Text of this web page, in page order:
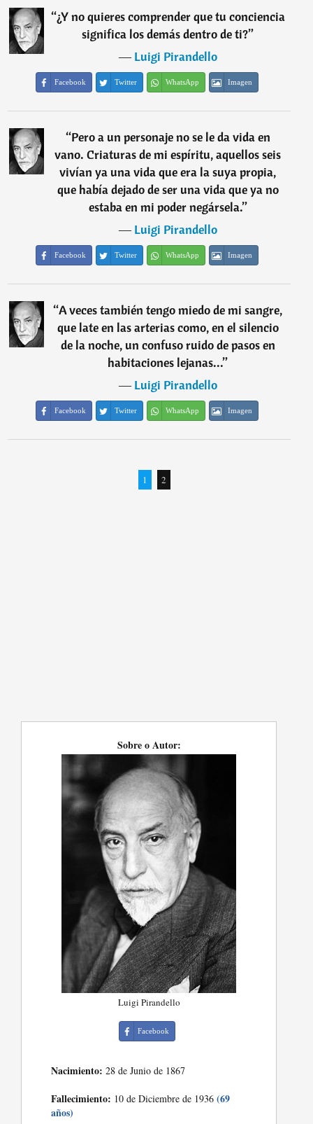
“¿Y no quieres comprender que tu conciencia
significa los demás dentro de ti?”
―Luigi Pirandello
Facebook Twitter WhatsApp Imagen
“Pero a un personaje no se le da vida en
vano. Criaturas de mi espíritu, aquellos seis
vivían ya una vida que era la suya propia,
que había dejado de ser una vida que ya no
estaba en mi poder negársela.”
―Luigi Pirandello
Facebook Twitter WhatsApp Imagen
“A veces también tengo miedo de mi sangre,
que late en las arterias como, en el silencio
de la noche, un confuso ruido de pasos en
habitaciones lejanas...”
―Luigi Pirandello
Facebook Twitter WhatsApp Imagen
1 2
Sobre o Autor:
Luigi Pirandello
Facebook
Nacimiento: 28 de Junio de 1867
Fallecimiento: 10 de Diciembre de 1936(69
años)